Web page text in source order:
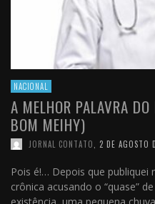
NACIONAL
A MELHOR PALAVRA
BOM MEIHY)
JORNAL CONTATO 2 DE AGOSTO
Pois é!… Depois que publiquei
crônica acusando o “quase”